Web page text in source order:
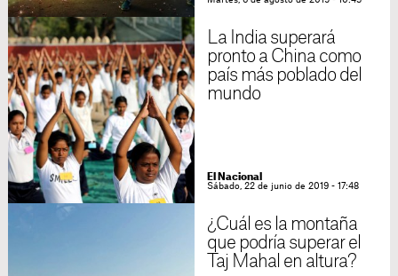
La India superará
pronto a China como
país más poblado del
mundo
El Nacional
Sábado, 22 de junio de 2019 - 17:48
¿Cuál es la montaña
que podría superar el
Taj Mahal en altura?